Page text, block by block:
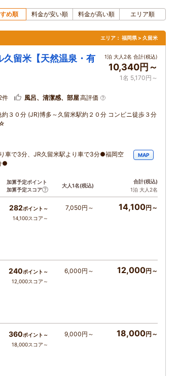
め順 料金が安い順 料金が高い順 エリア順
エリア： 福岡県 > 久留米
久留米【天然温泉・有
1泊 大人2名 合計(税込)
10,340円～
1名 5,170円～
件 風呂、清潔感、部屋高評価
３０分 (JR)博多～久留米駅約２０分 コンビニ徒歩３分
車で3分、JR久留米駅より車で3分●福岡空
●
MAP
加算予定ポイント
加算予定スコア
大人1名(税込)
合計(税込)
1泊 大人2名
282ポイント～
14,100スコア～
7,050円～ 14,100円～
240ポイント～
12,000スコア～
6,000円～ 12,000円～
360ポイント～
18,000スコア～
9,000円～ 18,000円～